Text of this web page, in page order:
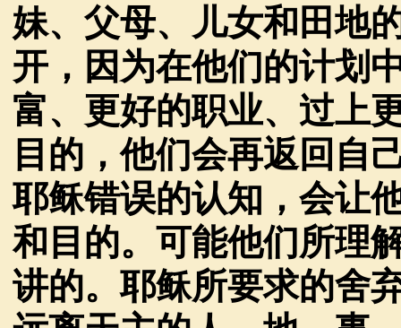
妹、父母、儿女和田地
开，因为在他们的计划
富、更好的职业、过上
目的，他们会再返回自
耶稣错误的认知，会让
和目的。可能他们所理
讲的。耶稣所要求的舍